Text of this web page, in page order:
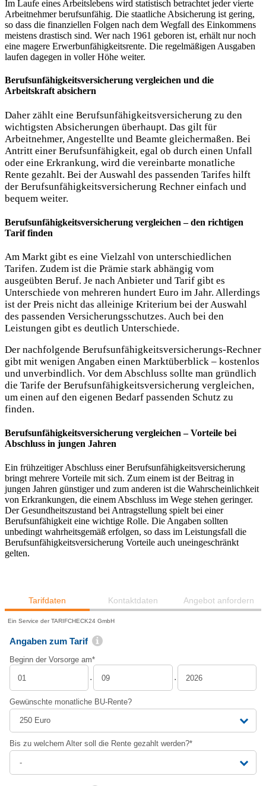
Im Laufe eines Arbeitslebens wird statistisch betrachtet jeder vierte
Arbeitnehmer berufsunfähig. Die staatliche Absicherung ist gering,
so dass die finanziellen Folgen nach dem Wegfall des Einkommens
meistens drastisch sind. Wer nach 1961 geboren ist, erhält nur noch
eine magere Erwerbunfähigkeitsrente. Die regelmäßigen Ausgaben
laufen dagegen in voller Höhe weiter.
Berufsunfähigkeitsversicherung vergleichen und die
Arbeitskraft absichern
Daher zählt eine Berufsunfähigkeitsversicherung zu den
wichtigsten Absicherungen überhaupt. Das gilt für
Arbeitnehmer, Angestellte und Beamte gleichermaßen. Bei
Antritt einer Berufsunfähigkeit, egal ob durch einen Unfall
oder eine Erkrankung, wird die vereinbarte monatliche
Rente gezahlt. Bei der Auswahl des passenden Tarifes hilft
der Berufsunfähigkeitsversicherung Rechner einfach und
bequem weiter.
Berufsunfähigkeitsversicherung vergleichen – den richtigen
Tarif finden
Am Markt gibt es eine Vielzahl von unterschiedlichen
Tarifen. Zudem ist die Prämie stark abhängig vom
ausgeübten Beruf. Je nach Anbieter und Tarif gibt es
Unterschiede von mehreren hundert Euro im Jahr. Allerdings
ist der Preis nicht das alleinige Kriterium bei der Auswahl
des passenden Versicherungsschutzes. Auch bei den
Leistungen gibt es deutlich Unterschiede.
Der nachfolgende Berufsunfähigkeitsversicherungs-Rechner
gibt mit wenigen Angaben einen Marktüberblick – kostenlos
und unverbindlich. Vor dem Abschluss sollte man gründlich
die Tarife der Berufsunfähigkeitsversicherung vergleichen,
um einen auf den eigenen Bedarf passenden Schutz zu
finden.
Berufsunfähigkeitsversicherung vergleichen – Vorteile bei
Abschluss in jungen Jahren
Ein frühzeitiger Abschluss einer Berufsunfähigkeitsversicherung
bringt mehrere Vorteile mit sich. Zum einem ist der Beitrag in
jungen Jahren günstiger und zum anderen ist die Wahrscheinlichkeit
von Erkrankungen, die einem Abschluss im Wege stehen geringer.
Der Gesundheitszustand bei Antragstellung spielt bei einer
Berufsunfähigkeit eine wichtige Rolle. Die Angaben sollten
unbedingt wahrheitsgemäß erfolgen, so dass im Leistungsfall die
Berufsunfähigkeitsversicherung Vorteile auch uneingeschränkt
gelten.